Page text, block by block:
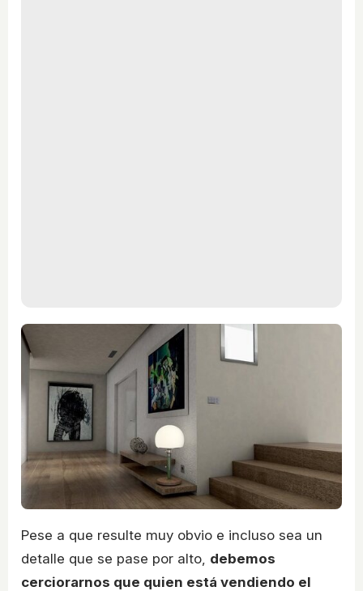
Pese a que resulte muy obvio e incluso sea un
detalle que se pase por alto, debemos
cerciorarnos que quien está vendiendo el